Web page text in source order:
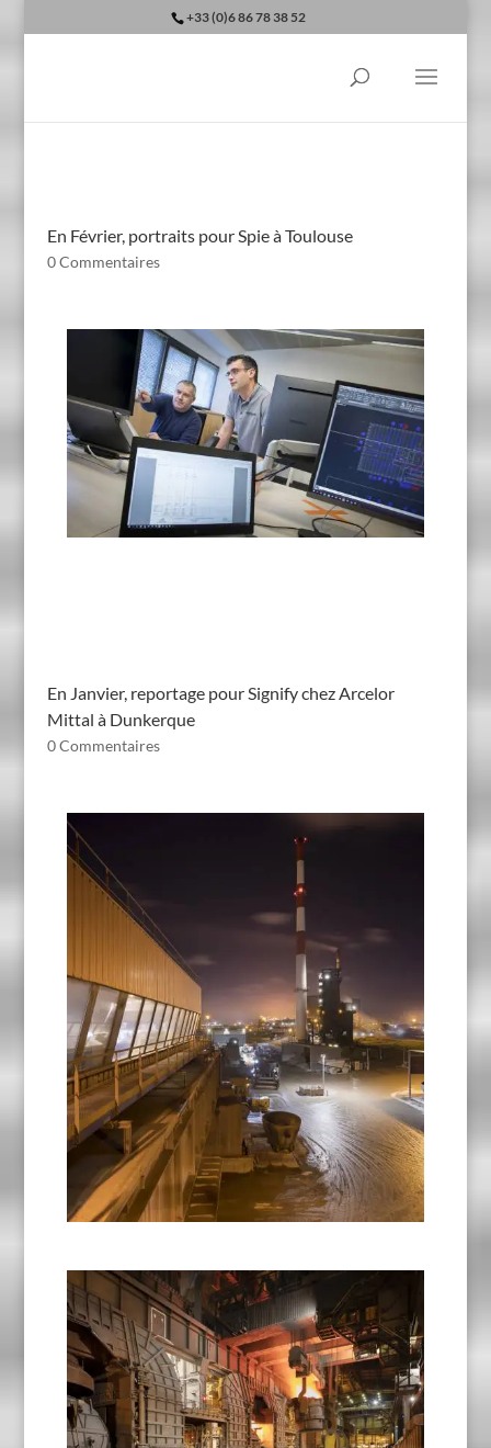
+33 (0)6 86 78 38 52
En Février, portraits pour Spie à Toulouse
0 Commentaires
En Janvier, reportage pour Signify chez Arcelor
Mittal à Dunkerque
0 Commentaires